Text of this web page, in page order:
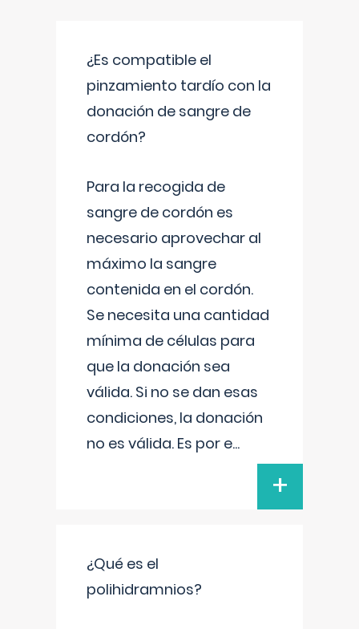
¿Es compatible el
pinzamiento tardío con la
donación de sangre de
cordón?
Para la recogida de
sangre de cordón es
necesario aprovechar al
máximo la sangre
contenida en el cordón.
Se necesita una cantidad
mínima de células para
que la donación sea
válida. Si no se dan esas
condiciones, la donación
no es válida. Es por e...
+
¿Qué es el
polihidramnios?